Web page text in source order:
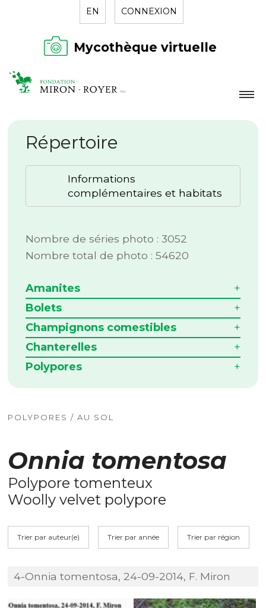
EN CONNEXION
Mycothèque virtuelle
LA FONDATION
NOUVELLES
RÉPERTOIRE
Répertoire
Informations
complémentaires et habitats
Nombre de séries photo : 3052
Nombre total de photo : 54620
Amanites
Bolets
Champignons comestibles
Chanterelles
Polypores
POLYPORES / AU SOL
Onnia tomentosa
Polypore tomenteux
Woolly velvet polypore
Trier par auteur(e) Trier par année Trier par région
4-Onnia tomentosa, 24-09-2014, F. Miron